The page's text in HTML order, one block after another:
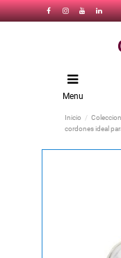
Menu
Inicio
cordones ideal